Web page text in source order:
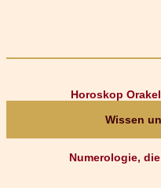
Horoskop
Wissen
Numerologie,